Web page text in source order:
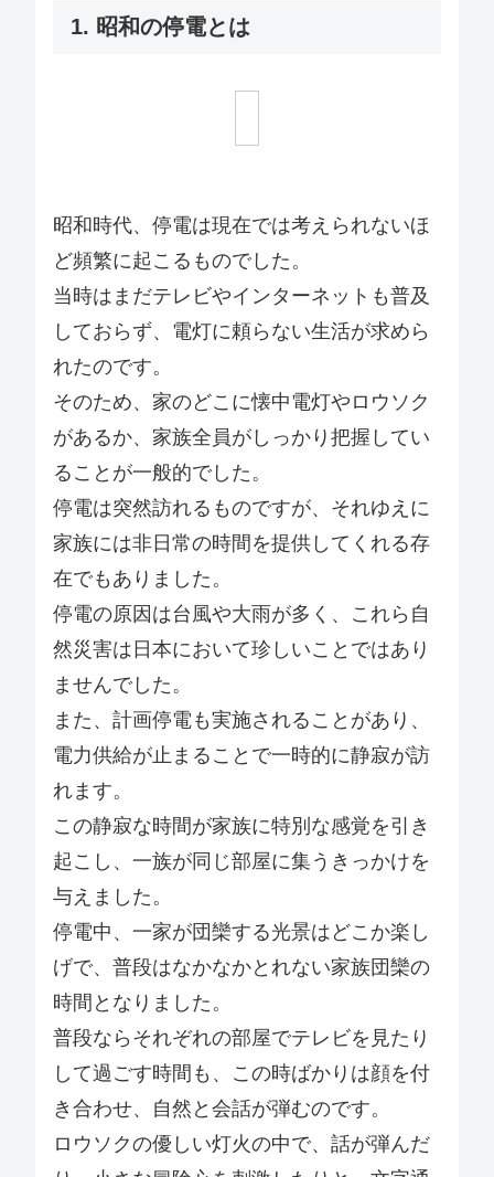
1. 昭和の停電とは
昭和時代、停電は現在では考えられないほ
ど頻繁に起こるものでした。
当時はまだテレビやインターネットも普及
しておらず、電灯に頼らない生活が求めら
れたのです。
そのため、家のどこに懐中電灯やロウソク
があるか、家族全員がしっかり把握してい
ることが一般的でした。
停電は突然訪れるものですが、それゆえに
家族には非日常の時間を提供してくれる存
在でもありました。
停電の原因は台風や大雨が多く、これら自
然災害は日本において珍しいことではあり
ませんでした。
また、計画停電も実施されることがあり、
電力供給が止まることで一時的に静寂が訪
れます。
この静寂な時間が家族に特別な感覚を引き
起こし、一族が同じ部屋に集うきっかけを
与えました。
停電中、一家が団欒する光景はどこか楽し
げで、普段はなかなかとれない家族団欒の
時間となりました。
普段ならそれぞれの部屋でテレビを見たり
して過ごす時間も、この時ばかりは顔を付
き合わせ、自然と会話が弾むのです。
ロウソクの優しい灯火の中で、話が弾んだ